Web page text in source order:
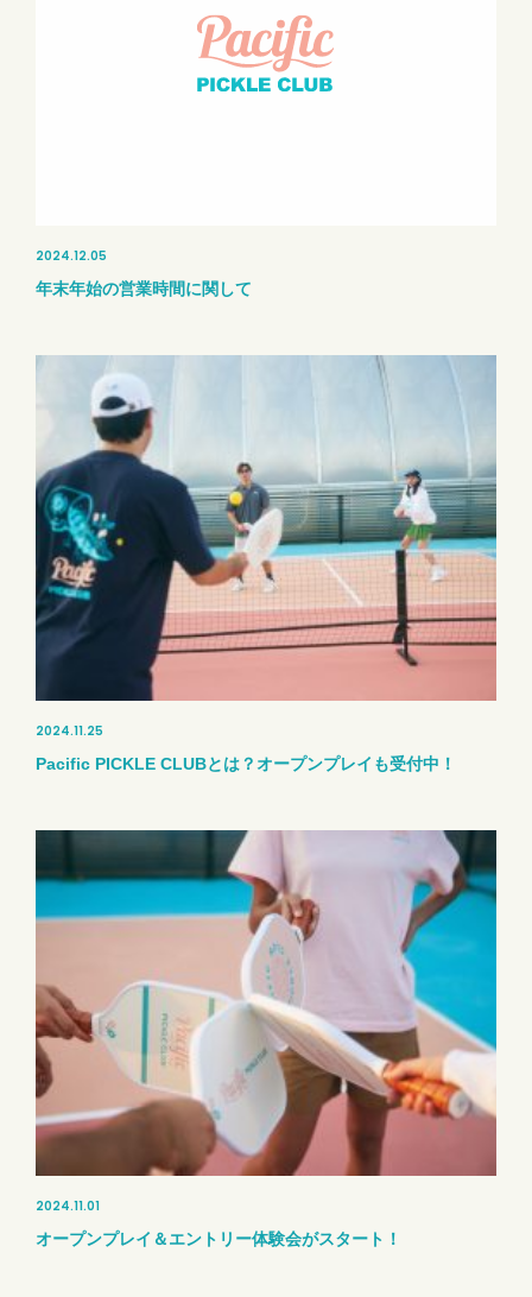
2024.12.05
年末年始の営業時間に関して
2024.11.25
Pacific PICKLE CLUBとは？オープンプレイも受付中！
2024.11.01
オープンプレイ＆エントリー体験会がスタート！